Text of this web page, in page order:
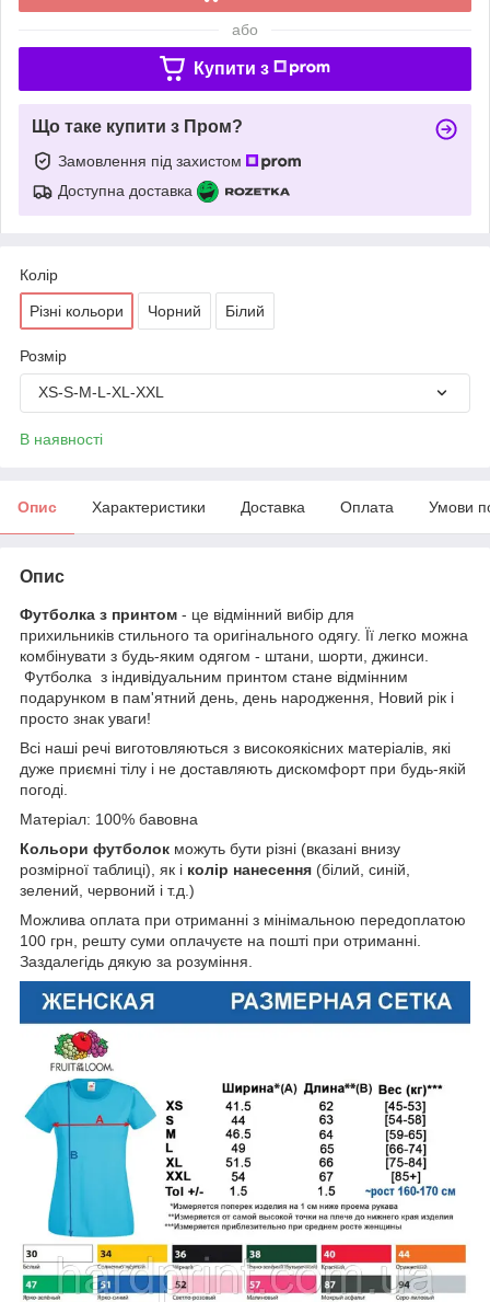
або
Купити з
Що таке купити з Пром?
Замовлення під захистом
Доступна доставка
Колір
Різні кольори Чорний Білий
Розмір
XS-S-M-L-XL-XXL
В наявності
Опис Характеристики Доставка Оплата Умови
Опис
Футболка з принтом - це відмінний вибір для
прихильників стильного та оригінального одягу. Її легко можна
комбінувати з будь-яким одягом - штани, шорти, джинси.
Футболка з індивідуальним принтом стане відмінним
подарунком в пам'ятний день, день народження, Новий рік і
просто знак уваги!
Всі наші речі виготовляються з високоякісних матеріалів, які
дуже приємні тілу і не доставляють дискомфорт при будь-якій
погоді.
Матеріал: 100% бавовна
Кольори футболок можуть бути різні (вказані внизу
розмірної таблиці), як і колір нанесення (білий, синій,
зелений, червоний і т.д.)
Можлива оплата при отриманні з мінімальною передоплатою
100 грн, решту суми оплачуєте на пошті при отриманні.
Заздалегідь дякую за розуміння.